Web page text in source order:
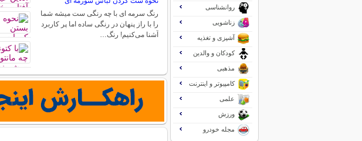
رنگ سرمه ای با چه رنگی ست میشه شما
را با راز پنهان در رنگی ساده اما پر کاربرد
آشنا می‌کنیم! رنگ…
روانشناسی
زناشویی
آشپزی و تغذیه
کودکان و والدین
مذهبی
کامپیوتر و اینترنت
علمی
ورزش
مجله خودرو